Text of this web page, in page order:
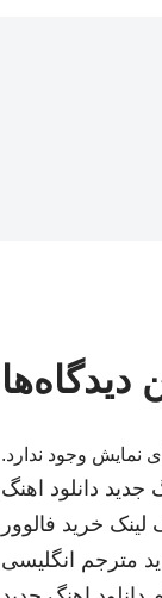
دیدگاه‌ها
نمایش وجود ندارد.
جدید دانلود اهنگ
لینک خرید فالوور
مترجم انگلیسی